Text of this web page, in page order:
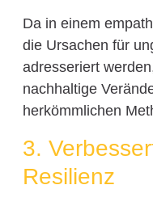
Da in einem
die Ursachen für
adresseriert
nachhaltige
herkömmlichen
3.
Resilienz